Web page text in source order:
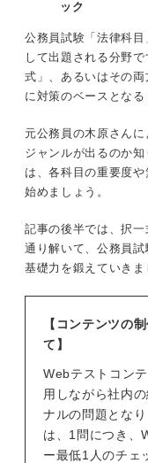
ック
公務員試験「法律科
して出題される分野
式」、あるいはその
に対策のベースとなる
元公務員の木原さん
ジャンルが出るのか
は、各科目の重要度
始めましょう。
記事の後半では、択
通り解いて、公務員
基礎力を鍛えていきま
【コンテンツの
て】
Webテストコン
用しながら社内
ナルの問題とな
は、1問につき、
ー最低1人のチェ